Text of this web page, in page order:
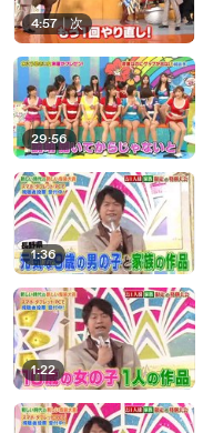
4:57 | 次
29:56
1:36
1:22